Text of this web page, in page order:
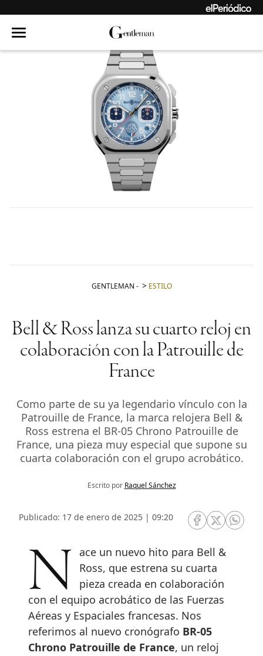
GENTLEMAN - ESTILO
Bell & Ross lanza su cuarto reloj en
colaboración con la Patrouille de
France
Como parte de su ya legendario vínculo con la
Patrouille de France, la marca relojera Bell &
Ross estrena el BR-05 Chrono Patrouille de
France, una pieza muy especial que supone su
cuarta colaboración con el grupo acrobático.
Escrito por Raquel Sánchez
Publicado: 17 de enero de 2025 | 09:20
RRSS Facebook
RRSSRRSS
Nace un nuevo hito para Bell &
Ross, que estrena su cuarta
pieza creada en colaboración
con el equipo acrobático de las Fuerzas
Aéreas y Espaciales francesas. Nos
referimos al nuevo cronógrafo BR-05
Chrono Patrouille de France, un reloj